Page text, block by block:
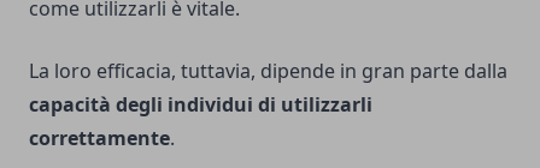
come utilizzarli è vitale.
La loro efficacia, tuttavia, dipende in gran parte dalla
capacità degli individui di utilizzarli
correttamente.